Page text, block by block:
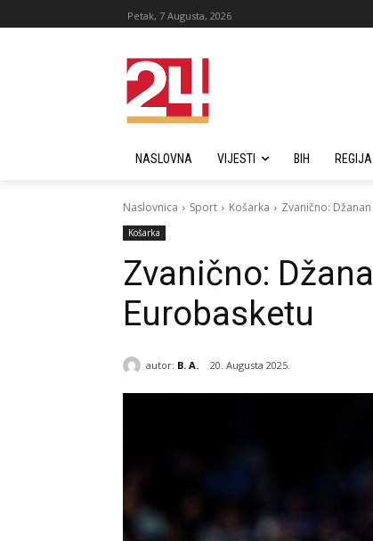
Petak, 7 Augusta, 2026
NASLOVNA VIJESTI BIH REGIJA
Naslovnica Sport Košarka Zvanično:
Košarka
Zvanično:
Eurobasketu
autor: B. A. 20. Augusta 2025.